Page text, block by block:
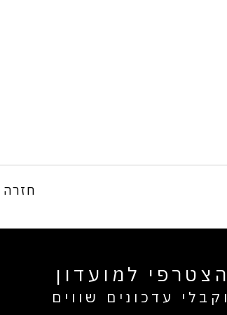
הצטרפי למועדון
וקבלי עדכונים שווים